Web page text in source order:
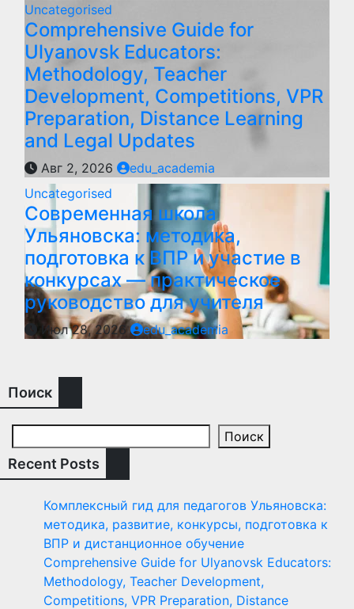
Uncategorised
Comprehensive Guide for
Ulyanovsk Educators:
Methodology, Teacher
Development, Competitions, VPR
Preparation, Distance Learning
and Legal Updates
Авг 2, 2026
edu_academia
Uncategorised
Современная школа
Ульяновска: методика,
подготовка к ВПР и участие в
конкурсах — практическое
руководство для учителя
Июл 28, 2026 edu_academia
Поиск
Поиск
Recent Posts
Комплексный гид для педагогов Ульяновска:
методика, развитие, конкурсы, подготовка к
ВПР и дистанционное обучение
Comprehensive Guide for Ulyanovsk Educators:
Methodology, Teacher Development,
Competitions, VPR Preparation, Distance